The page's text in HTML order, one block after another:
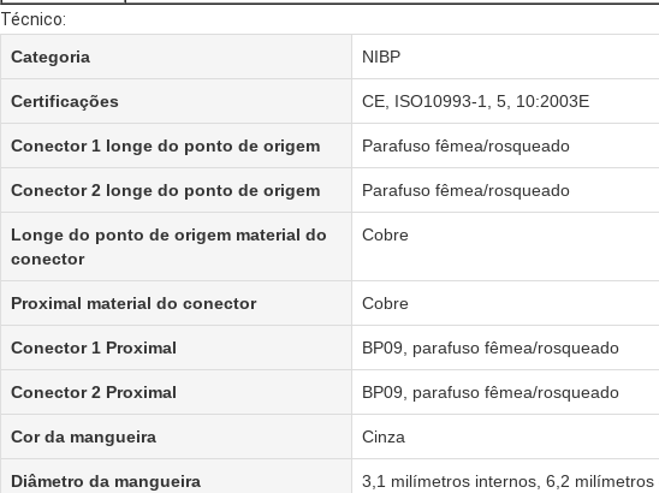
Técnico:
Categoria
NIBP
Certificações CE, ISO10993-1, 5, 10:2003E
Conector 1 longe do ponto de origem Parafuso fêmea/rosqueado
Conector 2 longe do ponto de origem Parafuso fêmea/rosqueado
Longe do ponto de origem material do
conector
Cobre
Proximal material do conector Cobre
Conector 1 Proximal BP09, parafuso fêmea/rosqueado
Conector 2 Proximal BP09, parafuso fêmea/rosqueado
Cor da mangueira Cinza
Diâmetro da mangueira 3,1 milímetros internos, 6,2 milímetros